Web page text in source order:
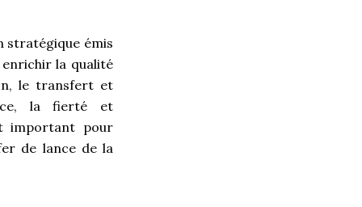
stratégique émis
la qualité
le transfert et
la fierté et
important pour
de lance de la